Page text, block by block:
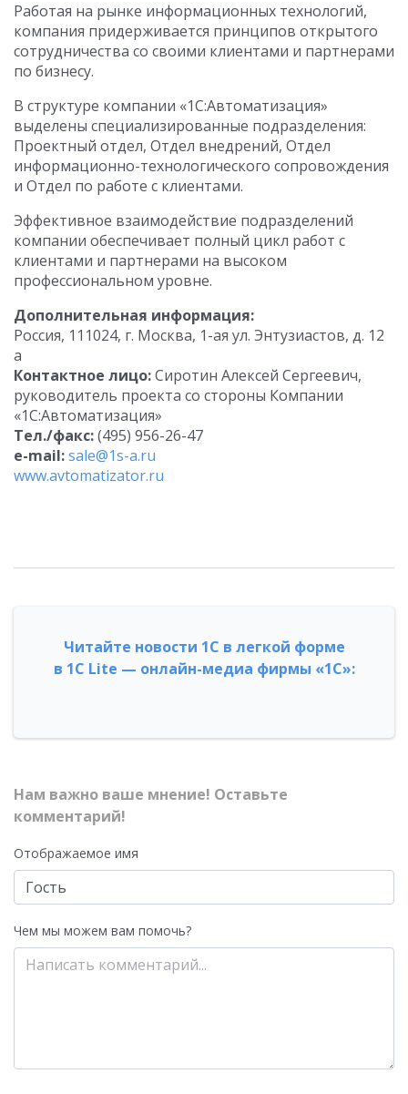
Работая на рынке информационных технологий,
компания придерживается принципов открытого
сотрудничества со своими клиентами и партнерами
по бизнесу.
В структуре компании «1С:Автоматизация»
выделены специализированные подразделения:
Проектный отдел, Отдел внедрений, Отдел
информационно-технологического сопровождения
и Отдел по работе с клиентами.
Эффективное взаимодействие подразделений
компании обеспечивает полный цикл работ с
клиентами и партнерами на высоком
профессиональном уровне.
Дополнительная информация:
Россия, 111024, г. Москва, 1-ая ул. Энтузиастов, д. 12
а
Контактное лицо:Сиротин Алексей Сергеевич,
руководитель проекта со стороны Компании
«1С:Автоматизация»
Тел./факс:(495) 956-26-47
e-mail:sale@1s-a.ru
www.avtomatizator.ru
Читайте новости 1С в легкой форме
в 1С Lite — онлайн-медиа фирмы «1С»:
Нам важно ваше мнение! Оставьте
комментарий!
Отображаемое имя
Чем мы можем вам помочь?